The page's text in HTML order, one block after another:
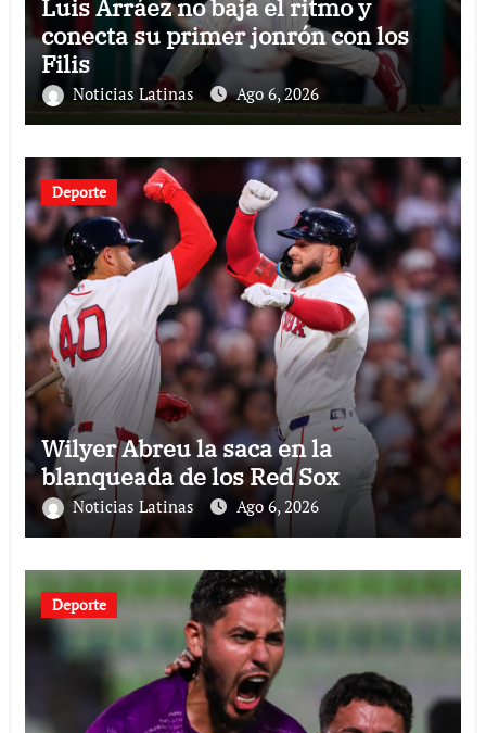
Luis Arráez no baja el ritmo y
conecta su primer jonrón con los
Filis
Noticias Latinas Ago 6, 2026
Deporte
Wilyer Abreu la saca en la
blanqueada de los Red Sox
Noticias Latinas Ago 6, 2026
Deporte